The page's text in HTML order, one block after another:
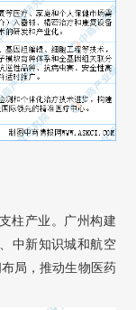
柱产业。广州构建
中新知识城和航空
局，推动生物医药